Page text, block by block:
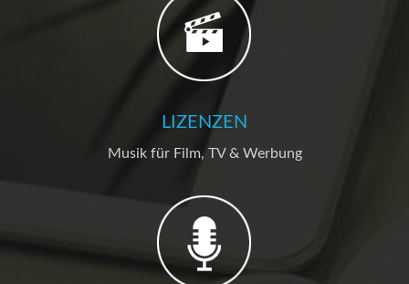
LIZENZEN
Musik für Film, TV & Werbung